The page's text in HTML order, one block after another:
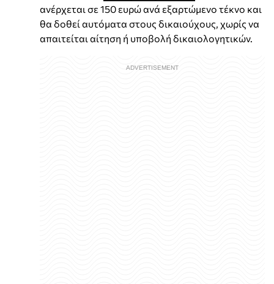
ανέρχεται σε 150 ευρώ ανά εξαρτώμενο τέκνο και
θα δοθεί αυτόματα στους δικαιούχους, χωρίς να
απαιτείται αίτηση ή υποβολή δικαιολογητικών.